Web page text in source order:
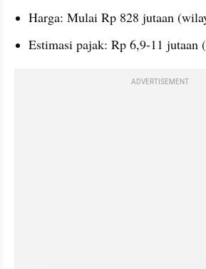
Harga: Mulai Rp 828 jutaan
Estimasi pajak: Rp 6,9-11 jutaan
ADVERTISEMENT